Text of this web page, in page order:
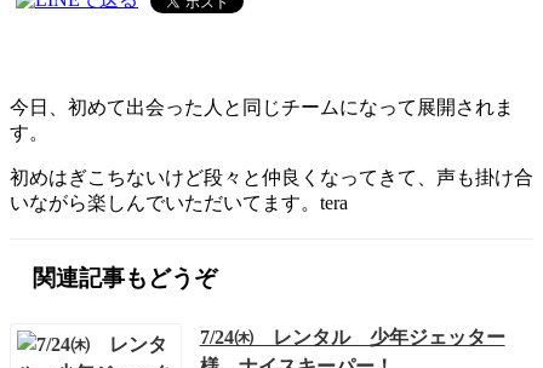
今日、初めて出会った人と同じチームになって展開されま
す。
初めはぎこちないけど段々と仲良くなってきて、声も掛け合
いながら楽しんでいただいてます。tera
関連記事もどうぞ
7/24㈭ レンタル 少年ジェッター